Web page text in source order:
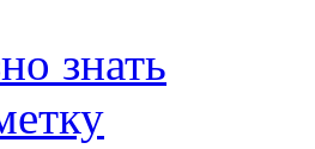
знать